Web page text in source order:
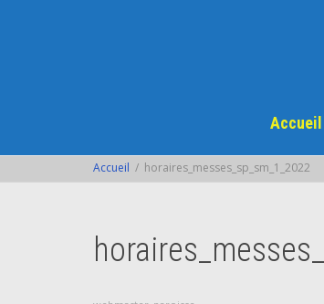
Accueil
Accueil horaires_messes_sp_sm_1_2022